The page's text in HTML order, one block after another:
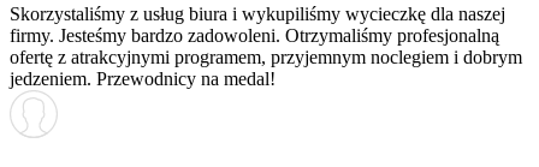
Skorzystaliśmy z usług biura i wykupiliśmy wycieczkę dla naszej
firmy. Jesteśmy bardzo zadowoleni. Otrzymaliśmy profesjonalną
ofertę z atrakcyjnymi programem, przyjemnym noclegiem i dobrym
jedzeniem. Przewodnicy na medal!